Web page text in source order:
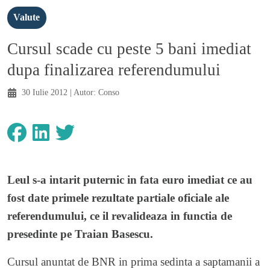
Valute
Cursul scade cu peste 5 bani imediat
dupa finalizarea referendumului
30 Iulie 2012 | Autor: Conso
Leul s-a intarit puternic in fata euro imediat ce au
fost date primele rezultate partiale oficiale ale
referendumului, ce il revalideaza in functia de
presedinte pe Traian Basescu.
Cursul anuntat de BNR in prima sedinta a saptamanii a